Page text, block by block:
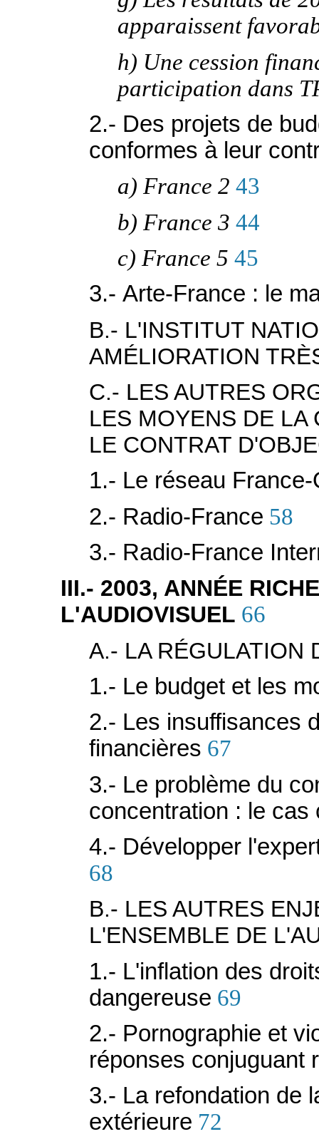
apparaissent
h) Une cession
participation dans
2.- Des projets de
conformes à leur
a) France 2 43
b) France 3 44
c) France 5 45
3.- Arte-France : le
B.- L'INSTITUT
AMÉLIORATION
C.- LES AUTRES
LES MOYENS DE LA
LE CONTRAT
1.- Le réseau
2.- Radio-France 58
3.- Radio-France
III.- 2003, ANNÉE
L'AUDIOVISUEL 66
A.- LA RÉGULATION
1.- Le budget et les
2.- Les insuffisances
financières 67
3.- Le problème du
concentration : le cas
4.- Développer
68
B.- LES AUTRES
L'ENSEMBLE DE
1.- L'inflation des
dangereuse 69
2.- Pornographie et
réponses conjuguant
3.- La refondation de
extérieure 72